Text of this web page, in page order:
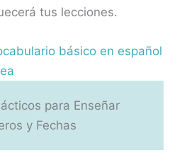
tus lecciones.
básico en español
para Enseñar
y Fechas